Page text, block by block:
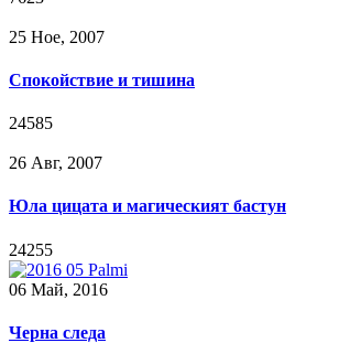
25 Ное, 2007
Спокойствие и тишина
24585
26 Авг, 2007
Юла цицата и магическият бастун
24255
06 Май, 2016
Черна следа